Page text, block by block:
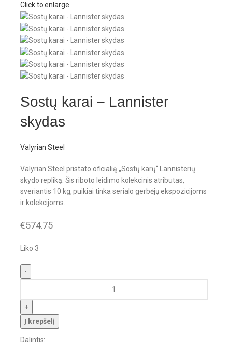
Click to enlarge
Sostų karai – Lannister
skydas
Valyrian Steel
Valyrian Steel pristato oficialią „Sostų karų“ Lannisterių
skydo repliką. Šis riboto leidimo kolekcinis atributas,
sveriantis 10 kg, puikiai tinka serialo gerbėjų ekspozicijoms
ir kolekcijoms.
€574.75
Liko 3
Į krepšelį
Dalintis: